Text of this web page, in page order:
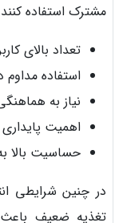
مشترک استفاده
تعداد بالای
استفاده
نیاز به
اهمیت
حساسیت بالا
در چنین شرایطی
تغذیه ضعیف